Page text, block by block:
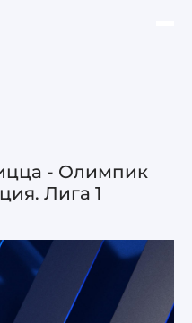
- Олимпик
Лига 1